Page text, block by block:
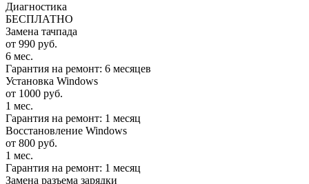
Диагностика
БЕСПЛАТНО
Замена тачпада
от 990 руб.
6 мес.
Гарантия на ремонт: 6 месяцев
Установка Windows
от 1000 руб.
1 мес.
Гарантия на ремонт: 1 месяц
Восстановление Windows
от 800 руб.
1 мес.
Гарантия на ремонт: 1 месяц
Замена разъема зарядки